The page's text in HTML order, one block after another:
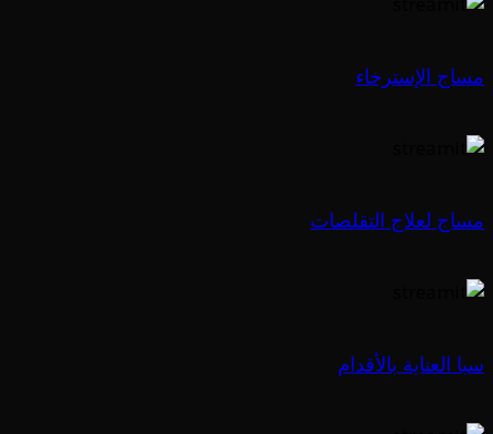
مساج الإسترخاء
مساج لعلاج التقلصات
سبا العناية بالأقدام